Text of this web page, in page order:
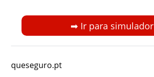
➡︎ Ir para simulador
queseguro.pt